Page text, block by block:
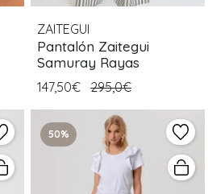
ZAITEGUI
Pantalón Zaitegui
Samuray Rayas
147,50€ 295,0€
50%